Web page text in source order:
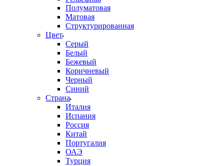
Полуматовая
Матовая
Структурированная
Цвет
Серый
Белый
Бежевый
Коричневый
Черный
Синий
Страна
Италия
Испания
Россия
Китай
Португалия
ОАЭ
Турция